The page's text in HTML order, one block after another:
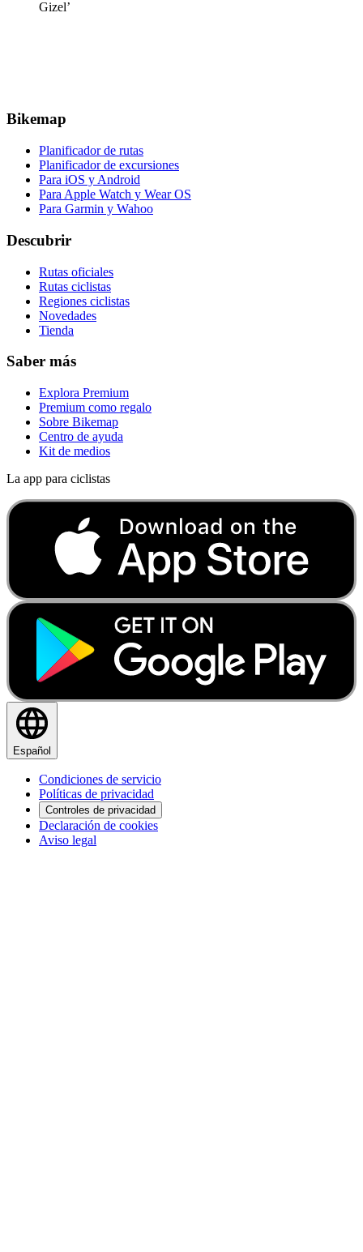
Gizel’
Bikemap
Planificador de rutas
Planificador de excursiones
Para iOS y Android
Para Apple Watch y Wear OS
Para Garmin y Wahoo
Descubrir
Rutas oficiales
Rutas ciclistas
Regiones ciclistas
Novedades
Tienda
Saber más
Explora Premium
Premium como regalo
Sobre Bikemap
Centro de ayuda
Kit de medios
La app para ciclistas
Español
Condiciones de servicio
Políticas de privacidad
Controles de privacidad
Declaración de cookies
Aviso legal